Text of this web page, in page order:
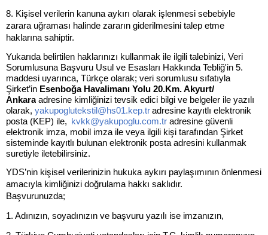
8. Kişisel verilerin kanuna aykırı olarak işlenmesi sebebiyle
zarara uğraması halinde zararın giderilmesini talep etme
haklarına sahiptir.
Yukarıda belirtilen haklarınızı kullanmak ile ilgili talebinizi, Veri
Sorumlusuna Başvuru Usul ve Esasları Hakkında Tebliğ'in 5.
maddesi uyarınca, Türkçe olarak; veri sorumlusu sıfatıyla
Şirket’in Esenboğa Havalimanı Yolu 20.Km. Akyurt/
Ankara adresine kimliğinizi tevsik edici bilgi ve belgeler ile yazılı
olarak, yakupoglutekstil@hs01.kep.tradresine kayıtlı elektronik
posta (KEP) ile,
kvkk@yakupoglu.com.tr adresine güvenli
elektronik imza, mobil imza ile veya ilgili kişi tarafından Şirket
sisteminde kayıtlı bulunan elektronik posta adresini kullanmak
suretiyle iletebilirsiniz.
YDS’nin kişisel verilerinizin hukuka aykırı paylaşımının önlenmesi
amacıyla kimliğinizi doğrulama hakkı saklıdır.
Başvurunuzda;
1. Adınızın, soyadınızın ve başvuru yazılı ise imzanızın,